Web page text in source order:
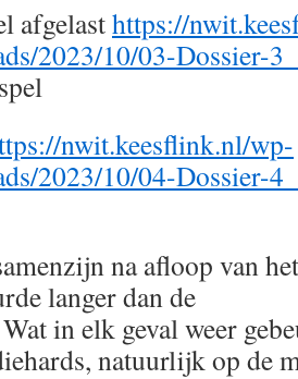
afgelasthttps://
2023/10/03-Dossier-
nwit.keesflink.nl/wp-
2023/10/04-Dossier-
na afloop van
langer dan de
in elk geval weer
natuurlijk op de